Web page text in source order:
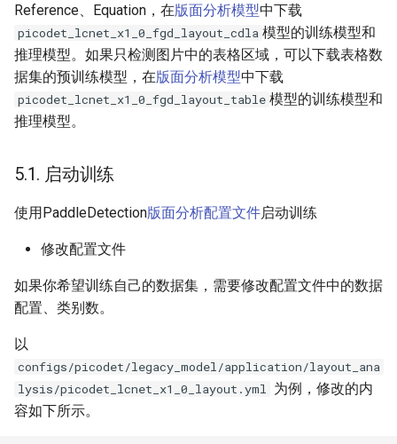
Reference、Equation，在版面分析模型中下载
picodet_lcnet_x1_0_fgd_layout_cdla 模型的训练模型和
推理模型。如果只检测图片中的表格区域，可以下载表格数
据集的预训练模型，在版面分析模型中下载
picodet_lcnet_x1_0_fgd_layout_table 模型的训练模型和
推理模型。
5.1. 启动训练
使用PaddleDetection版面分析配置文件启动训练
修改配置文件
如果你希望训练自己的数据集，需要修改配置文件中的数据
配置、类别数。
以
configs/picodet/legacy_model/application/layout_ana
lysis/picodet_lcnet_x1_0_layout.yml 为例，修改的内
容如下所示。